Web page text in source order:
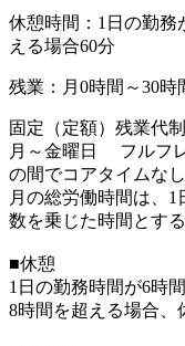
休憩時間：1日の勤務
える場合60分
残業：月0時間～30時
固定（定額）残業代制
月～金曜日 フルフ
の間でコアタイムなし
月の総労働時間は、1
数を乗じた時間とする
■休憩
1日の勤務時間が6時
8時間を超える場合、